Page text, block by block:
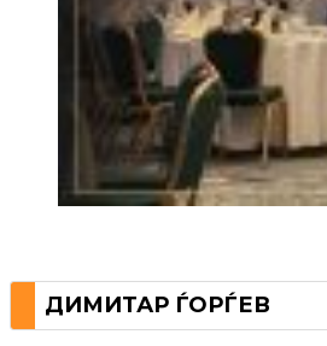
ДИМИТАР ЃОРЃЕВ